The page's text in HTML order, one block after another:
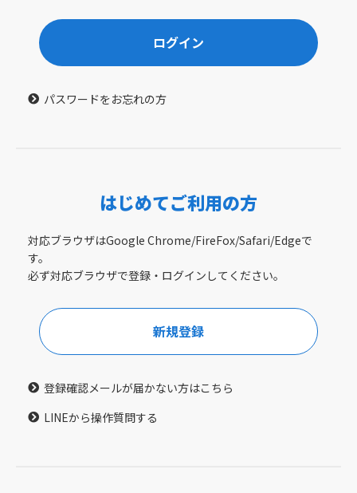
ログイン
パスワードをお忘れの方
はじめてご利用の方
対応ブラウザはGoogle Chrome/FireFox/Safari/Edgeで
す。
必ず対応ブラウザで登録・ログインしてください。
新規登録
登録確認メールが届かない方はこちら
LINEから操作質問する